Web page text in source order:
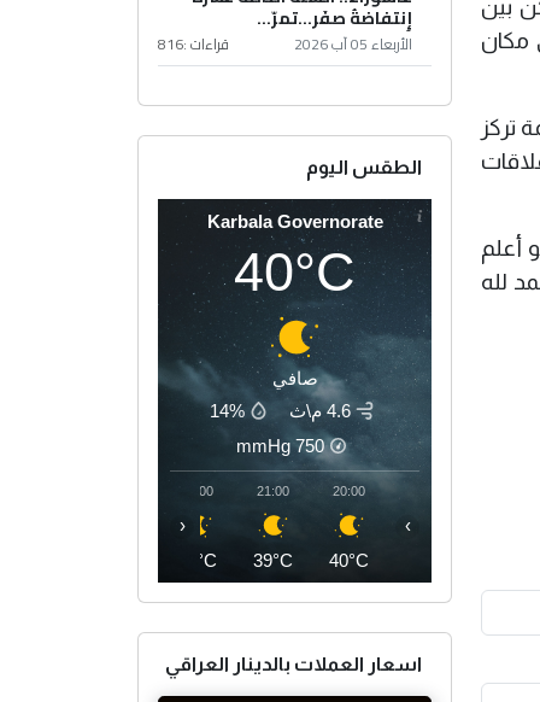
بين
مكان
تركز
أعلم
لله
إِنتفاضةُ صفَر…تمرّ...
الأربعاء 05 آب 2026 قراءات :816
الطقس اليوم
Karbala Governorate
40°C
صافي
4.6 م\ث
14%
750
mmHg
20:00
40°C
21:00
39°C
22:00
38°C
‹ ›
اسعار العملات بالدينار العراقي